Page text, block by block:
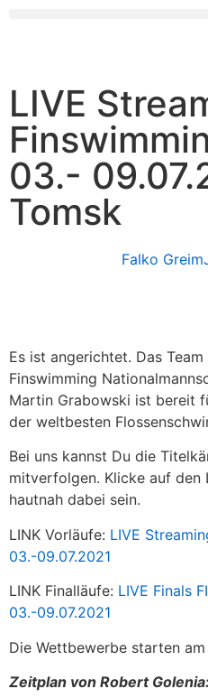
LIVE
03.-
Tomsk
Falko Greim
Es ist angerichtet. Das
Finswimming
Martin Grabowski ist bereit
der weltbesten
Bei uns kannst Du die
mitverfolgen. Klicke auf den
hautnah dabei sein.
LINK Vorläufe: LIVE
03.-09.07.2021
LINK Finalläufe: LIVE Finals
03.-09.07.2021
Die Wettbewerbe starten am
Zeitplan von Robert Golenia: